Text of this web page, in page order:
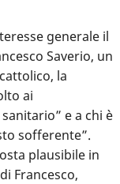
generale il
Saverio, un
la
ai
e a chi è
sofferente”.
plausibile in
Francesco,